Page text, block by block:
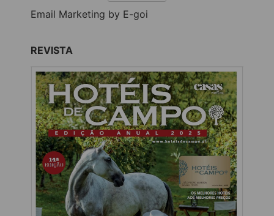
Email Marketing by E-goi
REVISTA